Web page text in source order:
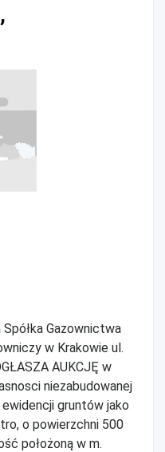
Gazownictwa
w Krakowie ul.
AUKCJĘ w
niezabudowanej
gruntów jako
o powierzchni 500
położoną w m.